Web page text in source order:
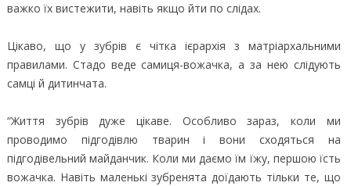
важко їх вистежити, навіть якщо йти по слідах.
Цікаво, що у зубрів є чітка ієрархія з матріархальними
правилами. Стадо веде самиця-вожачка, а за нею слідують
самці й дитинчата.
“Життя зубрів дуже цікаве. Особливо зараз, коли ми
проводимо підгодівлю тварин і вони сходяться на
підгодівельний майданчик. Коли ми даємо їм їжу, першою їсть
вожачка. Навіть маленькі зубренята доїдають тільки те, що